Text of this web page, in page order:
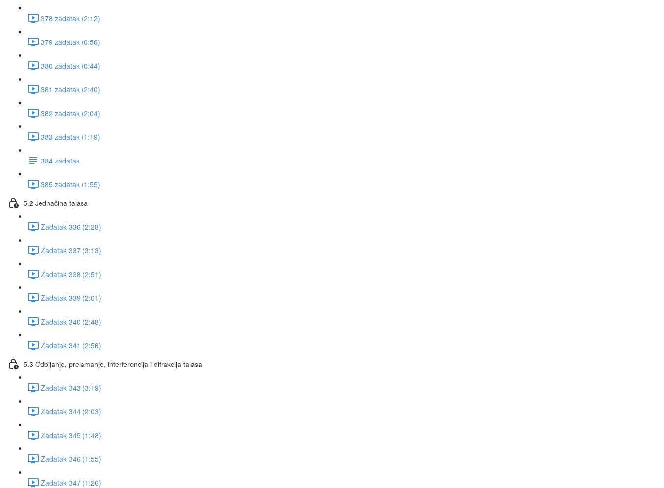
378 zadatak (2:12)
379 zadatak (0:56)
380 zadatak (0:44)
381 zadatak (2:40)
382 zadatak (2:04)
383 zadatak (1:19)
384 zadatak
385 zadatak (1:55)
5.2 Jednačina talasa
Zadatak 336 (2:28)
Zadatak 337 (3:13)
Zadatak 338 (2:51)
Zadatak 339 (2:01)
Zadatak 340 (2:48)
Zadatak 341 (2:56)
5.3 Odbijanje, prelamanje, interferencija i difrakcija talasa
Zadatak 343 (3:19)
Zadatak 344 (2:03)
Zadatak 345 (1:48)
Zadatak 346 (1:55)
Zadatak 347 (1:26)